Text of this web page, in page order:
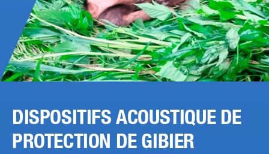
DISPOSITIFS ACOUSTIQUE DE
PROTECTION DE GIBIER